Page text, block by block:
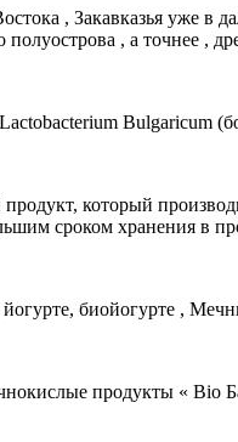
, Закавказья уже в
полуострова , а точнее
Bulgaricum
который
сроком хранения в
биойогурте ,
продукты «